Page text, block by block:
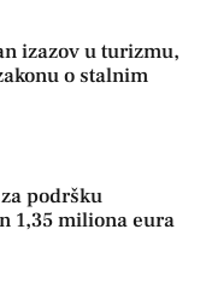
izazov u turizmu,
o stalnim
podršku
1,35 miliona eura